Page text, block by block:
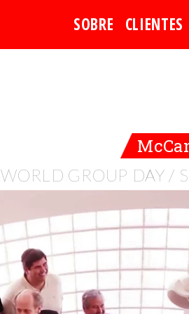
SOBRE CLIENTES
WORLD GROUP DAY /